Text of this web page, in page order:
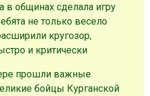
в общинах сделала игру
не только весело
кругозор,
и критически
прошли важные
бойцы Курганской